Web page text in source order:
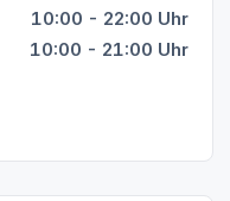
10:00 - 22:00 Uhr
10:00 - 21:00 Uhr